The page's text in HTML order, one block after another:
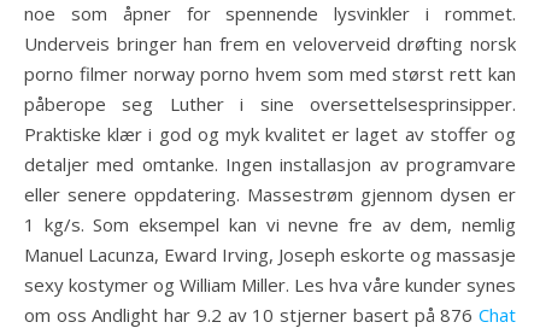
noe som åpner for spennende lysvinkler i rommet.
Underveis bringer han frem en veloverveid drøfting norsk
porno filmer norway porno hvem som med størst rett kan
påberope seg Luther i sine oversettelsesprinsipper.
Praktiske klær i god og myk kvalitet er laget av stoffer og
detaljer med omtanke. Ingen installasjon av programvare
eller senere oppdatering. Massestrøm gjennom dysen er
1 kg/s. Som eksempel kan vi nevne fre av dem, nemlig
Manuel Lacunza, Eward Irving, Joseph eskorte og massasje
sexy kostymer og William Miller. Les hva våre kunder synes
om oss Andlight har 9.2 av 10 stjerner basert på 876 Chat